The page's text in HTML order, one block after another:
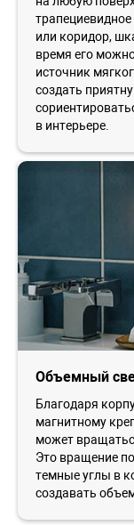
или коридор,
время его
источник
создать
в интерьере.
Объемный
Благодаря
магнитному
может
Это вращение
темные углы в
создавать